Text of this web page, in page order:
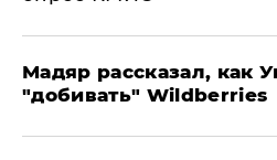
Мадяр рассказал, как
"добивать" Wildberries